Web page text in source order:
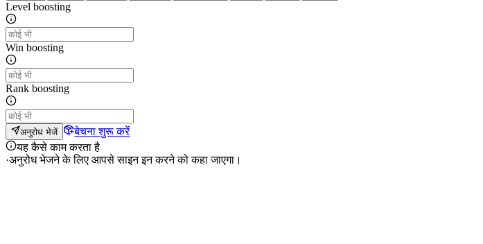
Level boosting
Win boosting
Rank boosting
अनुरोध भेजें
बेचना शुरू करें
यह कैसे काम करता है
·अनुरोध भेजने के लिए आपसे साइन इन करने को कहा जाएगा।